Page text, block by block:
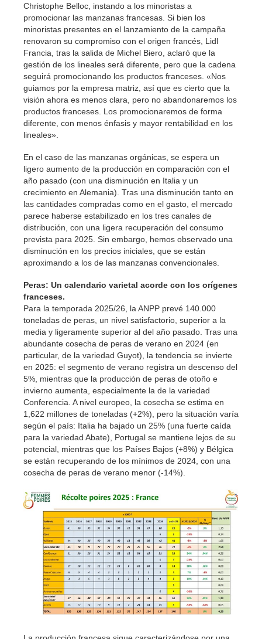
Christophe Belloc, instando a los minoristas a
promocionar las manzanas francesas. Si bien los
minoristas presentes en el lanzamiento de la campaña
renovaron su compromiso con el origen francés, Lidl
Francia, tras la salida de Michel Biero, aclaró que la
gestión de los lineales será diferente, pero que la cadena
seguirá promocionando los productos franceses. «Nos
guiamos por la empresa matriz, así que es cierto que la
visión ahora es menos clara, pero no abandonaremos los
productos franceses. Los promocionaremos de forma
diferente, con menos énfasis y mayor rentabilidad en los
lineales».
En el caso de las manzanas orgánicas, se espera un
ligero aumento de la producción en comparación con el
año pasado (con una disminución en Italia y un
crecimiento en Alemania). Tras una disminución tanto en
las cantidades compradas como en el gasto, el mercado
parece haberse estabilizado en los tres canales de
distribución, con una ligera recuperación del consumo
prevista para 2025. Sin embargo, hemos observado una
disminución en los precios iniciales, que se están
aproximando a los de las manzanas convencionales.
Peras: Un calendario varietal acorde con los orígenes
franceses.
Para la temporada 2025/26, la ANPP prevé 140.000
toneladas de peras, un nivel satisfactorio, superior a la
media y ligeramente superior al del año pasado. Tras una
abundante cosecha de peras de verano en 2024 (en
particular, de la variedad Guyot), la tendencia se invierte
en 2025: el segmento de verano registra un descenso del
5%, mientras que la producción de peras de otoño e
invierno aumenta, especialmente la de la variedad
Conferencia. A nivel europeo, la cosecha se estima en
1,622 millones de toneladas (+2%), pero la situación varía
según el país: Italia ha bajado un 25% (una fuerte caída
para la variedad Abate), Portugal se mantiene lejos de su
potencial, mientras que los Países Bajos (+8%) y Bélgica
se están recuperando de los mínimos de 2024, con una
cosecha de peras de verano menor (-14%).